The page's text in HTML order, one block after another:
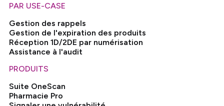
PAR USE-CASE
Gestion des rappels
Gestion de l'expiration des produits
Réception 1D/2DE par numérisation
Assistance à l'audit
PRODUITS
Suite OneScan
Pharmacie Pro